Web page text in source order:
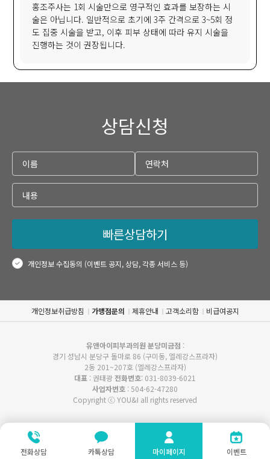
홍조주사는 1회 시술만으로 영구적인 효과를 보장하는 시
술은 아닙니다. 일반적으로 초기에 3주 간격으로 3~5회 정
도 집중 시술을 받고, 이후 피부 상태에 따라 유지 시술을
진행하는 것이 권장됩니다.
상담신청
빠른상담하기
개인정보 수집동의 (이벤트 공지, 상담, 각종 서비스 등)
전화상담 카톡상담 마이페이지 이벤트
개인정보취급방침 가맹점문의 제휴안내 고객소리함 비급여공지
유앤아이피부과의원 분당미금점 :
경기 성남시 분당구 돌마로 86 (구미동, 엘레강스프라자)
2동 201~207호 (엘레강스프라자)
대표 : 권태광전화번호: 031-8039-6021
사업자번호 : 504-62-47280
Copyright ⓒ YOU&I all rights reserved